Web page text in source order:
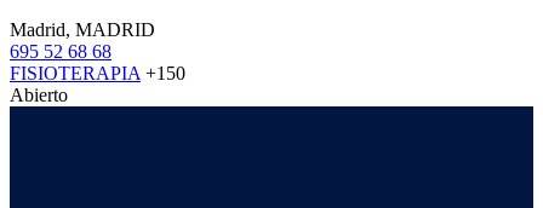
Madrid, MADRID
695 52 68 68
FISIOTERAPIA +150
Abierto